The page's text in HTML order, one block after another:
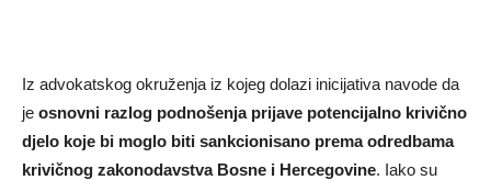
Iz advokatskog okruženja iz kojeg dolazi inicijativa navode da
je osnovni razlog podnošenja prijave potencijalno krivično
djelo koje bi moglo biti sankcionisano prema odredbama
krivičnog zakonodavstva Bosne i Hercegovine. Iako su